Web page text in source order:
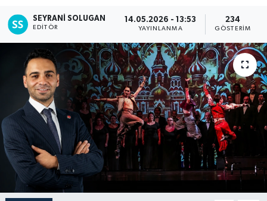
SEYRANI SOLUGAN
EDITÖR
14.05.2026 - 13:53
YAYINLANMA
234
GÖSTERIM